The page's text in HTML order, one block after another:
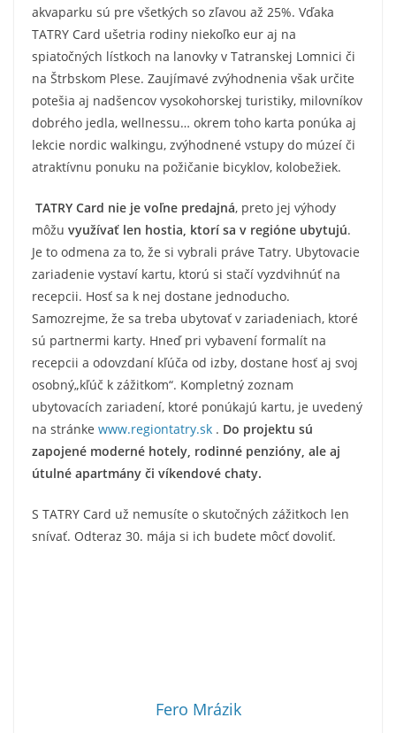
akvaparku sú pre všetkých so zľavou až 25%. Vďaka
TATRY Card ušetria rodiny niekoľko eur aj na
spiatočných lístkoch na lanovky v Tatranskej Lomnici či
na Štrbskom Plese. Zaujímavé zvýhodnenia však určite
potešia aj nadšencov vysokohorskej turistiky, milovníkov
dobrého jedla, wellnessu… okrem toho karta ponúka aj
lekcie nordic walkingu, zvýhodnené vstupy do múzeí či
atraktívnu ponuku na požičanie bicyklov, kolobežiek.
TATRY Card nie je voľne predajná, preto jej výhody
môžu využívať len hostia, ktorí sa v regióne ubytujú.
Je to odmena za to, že si vybrali práve Tatry. Ubytovacie
zariadenie vystaví kartu, ktorú si stačí vyzdvihnúť na
recepcii. Hosť sa k nej dostane jednoducho.
Samozrejme, že sa treba ubytovať v zariadeniach, ktoré
sú partnermi karty. Hneď pri vybavení formalít na
recepcii a odovzdaní kľúča od izby, dostane hosť aj svoj
osobný„kľúč k zážitkom“. Kompletný zoznam
ubytovacích zariadení, ktoré ponúkajú kartu, je uvedený
na stránke www.regiontatry.sk . Do projektu sú
zapojené moderné hotely, rodinné penzióny, ale aj
útulné apartmány či víkendové chaty.
S TATRY Card už nemusíte o skutočných zážitkoch len
snívať. Odteraz 30. mája si ich budete môcť dovoliť.
Fero Mrázik